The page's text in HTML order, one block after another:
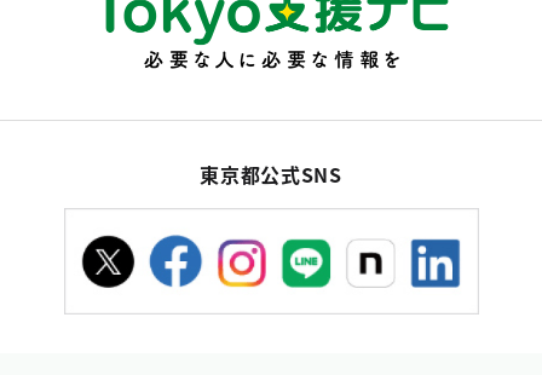
東京都公式SNS